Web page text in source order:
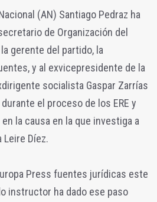
(AN) Santiago Pedraz ha
de Organización del
gerente del partido, la
y al exvicepresidente de la
socialista Gaspar Zarrías
el proceso de los ERE y
la causa en la que investiga a
Díez.
Press fuentes jurídicas este
instructor ha dado ese paso